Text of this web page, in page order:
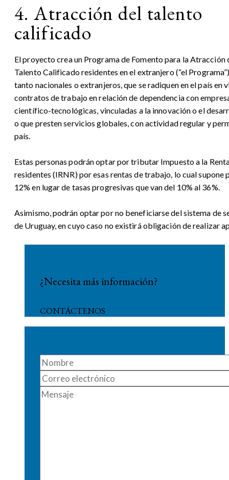
4. Atracción del talento
calificado
El proyecto crea un Programa de Fomento para la Atracción
Talento Calificado residentes en el extranjero (“el
tanto nacionales o extranjeros, que se radiquen en el país en
contratos de trabajo en relación de dependencia con
científico-tecnológicas, vinculadas a la innovación o el
o que presten servicios globales, con actividad regular y
país.
Estas personas podrán optar por tributar Impuesto a la
residentes (IRNR) por esas rentas de trabajo, lo cual supone
12% en lugar de tasas progresivas que van del 10% al 36%.
Asimismo, podrán optar por no beneficiarse del sistema de
de Uruguay, en cuyo caso no existirá obligación de realizar
¿Necesita más información?
CONTÁCTENOS